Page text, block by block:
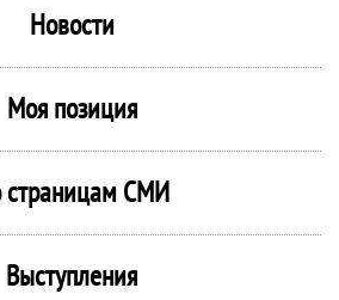
Новости
Моя позиция
страницам СМИ
Выступления